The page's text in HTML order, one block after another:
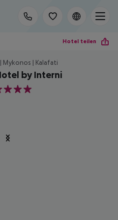
Hotel teilen
Mykonos | Kalafati
by Interni